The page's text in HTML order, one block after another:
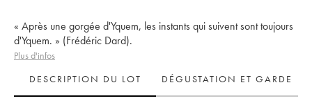
« Après une gorgée d'Yquem, les instants qui suivent sont toujours
d'Yquem. » (Frédéric Dard).
Plus d'infos
DESCRIPTION DU LOT
DÉGUSTATION ET GARDE